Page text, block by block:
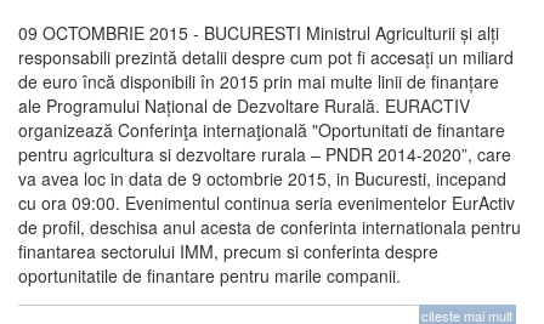
09 OCTOMBRIE 2015 - BUCURESTI Ministrul Agriculturii și alți
responsabili prezintă detalii despre cum pot fi accesați un miliard
de euro încă disponibili în 2015 prin mai multe linii de finanțare
ale Programului Național de Dezvoltare Rurală. EURACTIV
organizează Conferinţa internaţională "Oportunitati de finantare
pentru agricultura si dezvoltare rurala – PNDR 2014-2020”, care
va avea loc in data de 9 octombrie 2015, in Bucuresti, incepand
cu ora 09:00. Evenimentul continua seria evenimentelor EurActiv
de profil, deschisa anul acesta de conferinta internationala pentru
finantarea sectorului IMM, precum si conferinta despre
oportunitatile de finantare pentru marile companii.
citeste mai mult